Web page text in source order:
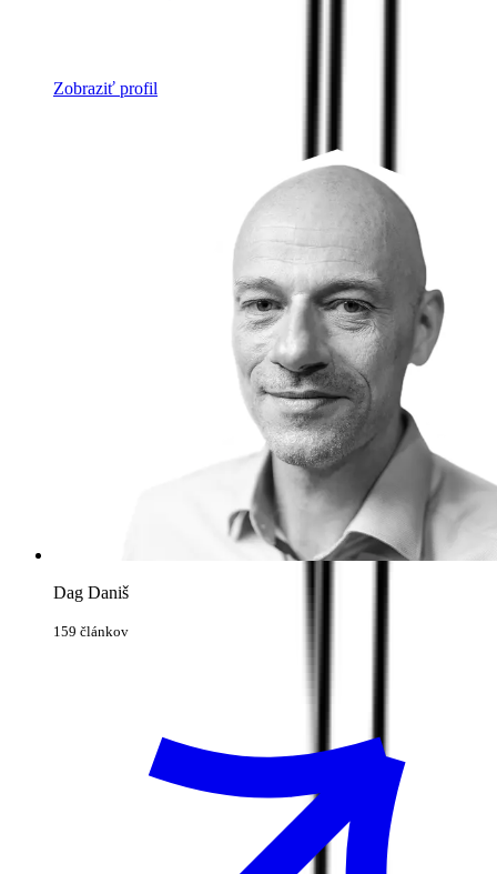
Zobraziť profil
Dag Daniš
159 článkov